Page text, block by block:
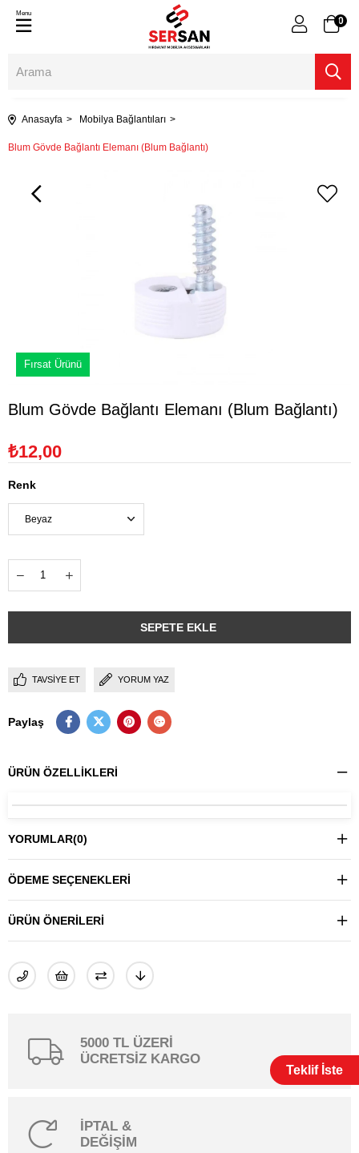
Teklif İste
0
Menu
Anasayfa Mobilya Bağlantıları
Blum Gövde Bağlantı Elemanı (Blum Bağlantı)
Fırsat Ürünü
Blum Gövde Bağlantı Elemanı (Blum Bağlantı)
₺12,00
Renk
TAVSIYE ET YORUM YAZ
Paylaş
ÜRÜN ÖZELLIKLERI
YORUMLAR(0)
ÖDEME SEÇENEKLERI
ÜRÜN ÖNERILERI
5000 TL ÜZERİ
ÜCRETSİZ KARGO
İPTAL &
DEĞİŞİM